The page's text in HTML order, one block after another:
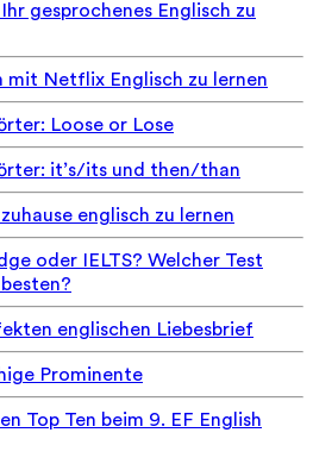
gesprochenes Englisch zu
mit Netflix Englisch zu lernen
Loose or Lose
it’s/its und then/than
englisch zu lernen
oder IELTS? Welcher Test
englischen Liebesbrief
Prominente
Top Ten beim 9. EF English